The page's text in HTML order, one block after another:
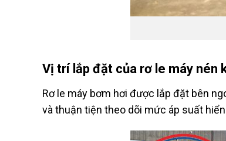
Vị trí lắp đặt của rơ le máy nén
Rơ le máy bơm hơi được lắp đặt bên
và thuận tiện theo dõi mức áp suất